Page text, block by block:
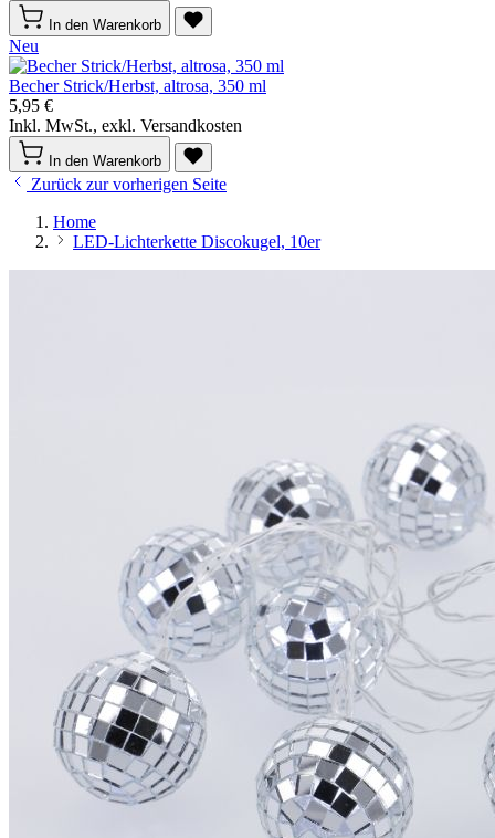
In den Warenkorb
Neu
Becher Strick/Herbst, altrosa, 350 ml
5,95 €
Inkl. MwSt., exkl. Versandkosten
In den Warenkorb
Zurück zur vorherigen Seite
Home
LED-Lichterkette Discokugel, 10er